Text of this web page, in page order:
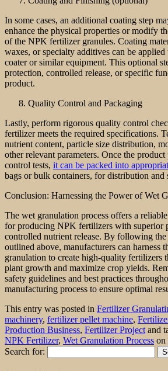
In some cases, an additional coating step
enhance the physical properties or modify
of the NPK fertilizer granules. Coating
waxes, or specialty additives can be
coater or similar equipment. This optional
protection, controlled release, or specific
product.
Quality Control and Packaging
Lastly, perform rigorous quality control
fertilizer meets the required specifications.
nutrient content, particle size distribution,
other relevant parameters. Once the product
control tests, it can be packed into
bags or bulk containers, for distribution and
Conclusion: Harnessing the Power of Wet
The wet granulation process offers a
for producing NPK fertilizers with superior
controlled nutrient release. By following the
outlined above, manufacturers can harness
granulation to create high-quality fertilizers
plant growth and maximize crop yields.
safety guidelines and best practices
manufacturing process to ensure optimal
This entry was posted in Fertilizer
machinery, fertilizer pellet machine,
Production Business, Fertilizer Project and
NPK Fertilizer, Wet Granulation Process on
Search for: